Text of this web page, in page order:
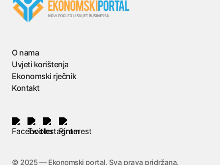
O nama
Uvjeti korištenja
Ekonomski rječnik
Kontakt
©️ 2025 — Ekonomski portal. Sva prava pridržana.